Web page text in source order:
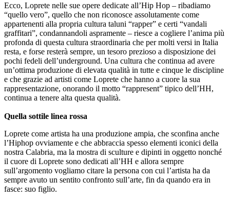
Ecco, Loprete nelle sue opere dedicate all’Hip Hop – ribadiamo
“quello vero”, quello che non riconosce assolutamente come
appartenenti alla propria cultura taluni “rapper” e certi “vandali
graffitari”, condannandoli aspramente – riesce a cogliere l’anima più
profonda di questa cultura straordinaria che per molti versi in Italia
resta, e forse resterà sempre, un tesoro prezioso a disposizione dei
pochi fedeli dell’underground. Una cultura che continua ad avere
un’ottima produzione di elevata qualità in tutte e cinque le discipline
e che grazie ad artisti come Loprete che hanno a cuore la sua
rappresentazione, onorando il motto “rappresent” tipico dell’HH,
continua a tenere alta questa qualità.
Quella sottile linea rossa
Loprete come artista ha una produzione ampia, che sconfina anche
l’Hiphop ovviamente e che abbraccia spesso elementi iconici della
nostra Calabria, ma la mostra di sculture e dipinti in oggetto nonché
il cuore di Loprete sono dedicati all’HH e allora sempre
sull’argomento vogliamo citare la persona con cui l’artista ha da
sempre avuto un sentito confronto sull’arte, fin da quando era in
fasce: suo figlio.